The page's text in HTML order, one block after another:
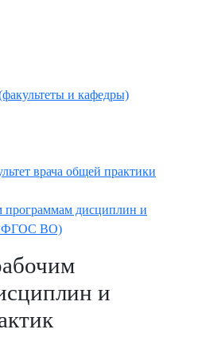
и кафедры)
врача общей практики
программам дисциплин и
ФГОС ВО)
и